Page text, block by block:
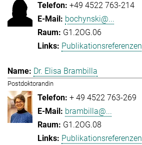
+49 4522 763-214
bochynski@...
G1.2OG.06
Publikationsreferenzen
Dr. Elisa Brambilla
Postdoktorandin
+ 49 4522 763-269
brambilla@...
G1.2OG.08
Publikationsreferenzen